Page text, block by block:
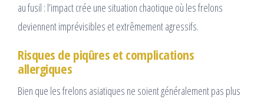
au fusil : l’impact crée une situation chaotique où les frelons
deviennent imprévisibles et extrêmement agressifs.
Risques de piqûres et complications
allergiques
Bien que les frelons asiatiques ne soient généralement pas plus